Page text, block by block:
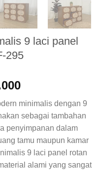
9 laci panel
295
minimalis dengan 9
sebagai tambahan
penyimpanan dalam
tamu maupun kamar
9 laci panel rotan
alami yang sangat